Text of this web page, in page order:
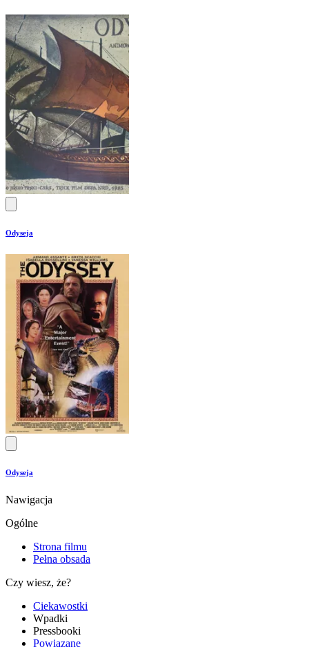
Odyseja
Odyseja
Nawigacja
Ogólne
Strona filmu
Pełna obsada
Czy wiesz, że?
Ciekawostki
Wpadki
Pressbooki
Powiązane